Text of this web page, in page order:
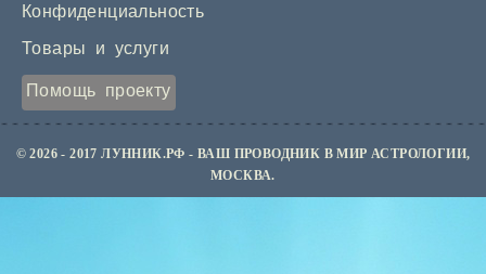
Конфиденциальность
Товары и услуги
Помощь проекту
© 2026 - 2017 ЛУННИК.РФ - ВАШ ПРОВОДНИК В МИР АСТРОЛОГИИ,
МОСКВА.